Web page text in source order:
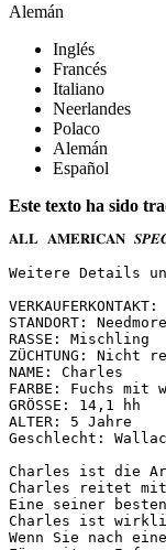
Alemán
Inglés
Francés
Italiano
Neerlandes
Polaco
Alemán
Español
Este texto ha sido
𝐀𝐋𝐋 𝐀𝐌𝐄𝐑𝐈𝐂𝐀𝐍
Weitere Details
STANDORT:
RASSE: Mischling
ZÜCHTUNG:
NAME: Charles
FARBE: Fuchs mit
GRÖSSE: 14,1 hh
ALTER: 5 Jahre
Geschlecht:
Charles ist die
Charles reitet mit
Eine seiner
Charles ist
Wenn Sie nach